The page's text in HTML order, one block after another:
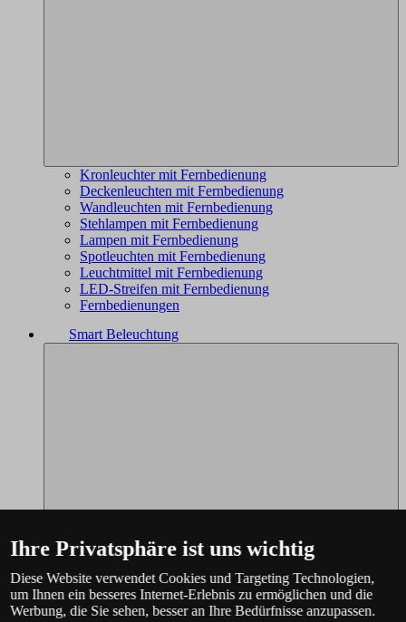
Kronleuchter mit Fernbedienung
Deckenleuchten mit Fernbedienung
Wandleuchten mit Fernbedienung
Stehlampen mit Fernbedienung
Lampen mit Fernbedienung
Spotleuchten mit Fernbedienung
Leuchtmittel mit Fernbedienung
LED-Streifen mit Fernbedienung
Fernbedienungen
Smart Beleuchtung
Ihre Privatsphäre ist uns wichtig
Diese Website verwendet Cookies und Targeting Technologien,
um Ihnen ein besseres Internet-Erlebnis zu ermöglichen und die
Werbung, die Sie sehen, besser an Ihre Bedürfnisse anzupassen.